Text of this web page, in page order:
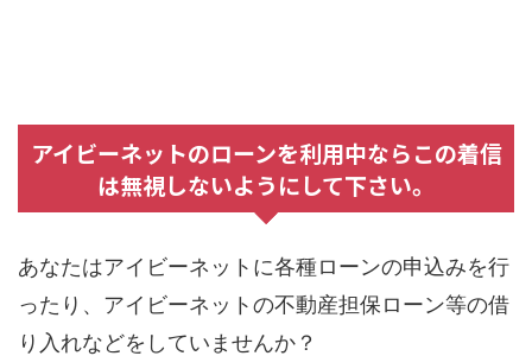
アイビーネットのローンを利用中ならこの着信
は無視しないようにして下さい。
あなたはアイビーネットに各種ローンの申込みを行
ったり、アイビーネットの不動産担保ローン等の借
り入れなどをしていませんか？